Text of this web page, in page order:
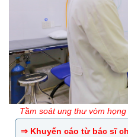
Tầm soát ung thư vòm
⇒ Khuyến cáo từ bác sĩ